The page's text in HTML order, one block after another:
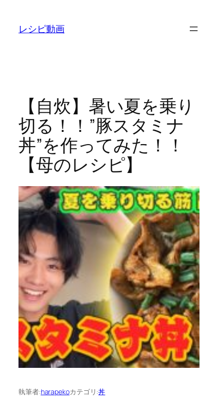
レシピ動画
【自炊】暑い夏を乗り
切る！！”豚スタミナ
丼”を作ってみた！！
【母のレシピ】
執筆者:harapekoカテゴリ:丼